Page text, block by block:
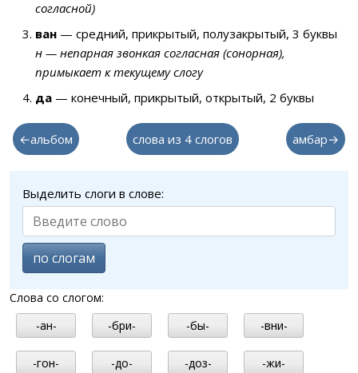
согласной)
ван — средний, прикрытый, полузакрытый, 3 буквы
н — непарная звонкая согласная (сонорная),
примыкает к текущему слогу
да — конечный, прикрытый, открытый, 2 буквы
←альбом слова из 4 слогов амбар→
Выделить слоги в слове:
по слогам
Слова со слогом:
-ан-
-бри- -бы- -вни-
-гон- -до- -доз- -жи-